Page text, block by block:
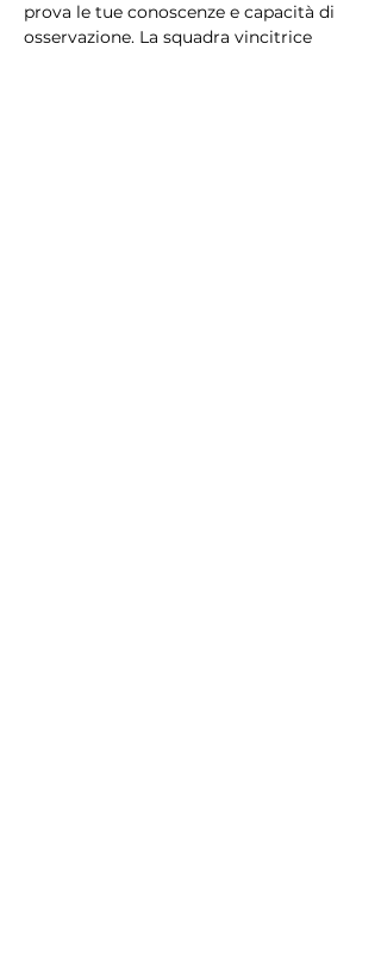
prova le tue conoscenze e capacità di
osservazione. La squadra vincitrice